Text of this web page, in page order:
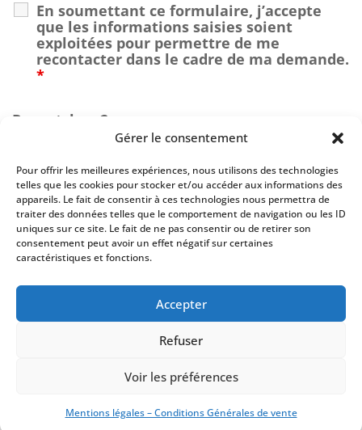
Gérer le consentement
Pour offrir les meilleures expériences, nous utilisons des technologies
telles que les cookies pour stocker et/ou accéder aux informations des
appareils. Le fait de consentir à ces technologies nous permettra de
traiter des données telles que le comportement de navigation ou les ID
uniques sur ce site. Le fait de ne pas consentir ou de retirer son
consentement peut avoir un effet négatif sur certaines
caractéristiques et fonctions.
Accepter
Refuser
Voir les préférences
Mentions légales – Conditions Générales de vente
En soumettant ce formulaire, j’accepte
que les informations saisies soient
exploitées pour permettre de me
recontacter dans le cadre de ma demande.
*
Recaptcha v2
En renseignant votre adresse email, vous acceptez de recevoir par
newsletter nos derniers articles de blog et prenez connaissance de notre
politique de confidentialité (art.9). Vous pouvez vous désinscrire à tout
Mentions légales-CGV-Gestion des cookies